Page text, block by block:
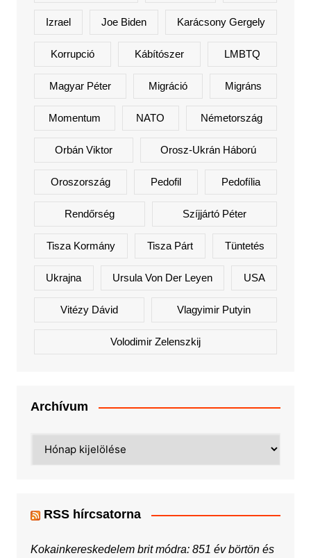
Izrael Joe Biden Karácsony Gergely
Korrupció Kábítószer LMBTQ
Magyar Péter Migráció Migráns
Momentum NATO Németország
Orbán Viktor Orosz-Ukrán Háború
Oroszország Pedofil Pedofília
Rendőrség Szíjjártó Péter
Tisza Kormány Tisza Párt Tüntetés
Ukrajna Ursula Von Der Leyen USA
Vitézy Dávid Vlagyimir Putyin
Volodimir Zelenszkij
Archívum
RSS hírcsatorna
Kokainkereskedelem brit módra: 851 év börtön és